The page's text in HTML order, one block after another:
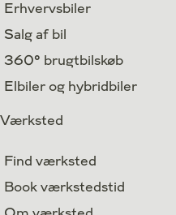
Erhvervsbiler
Salg af bil
360° brugtbilskøb
Elbiler og hybridbiler
Værksted
Find værksted
Book værkstedstid